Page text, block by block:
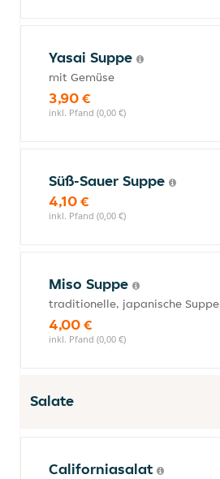
Yasai Suppe
mit Gemüse
3,90 €
inkl. Pfand (0,00 €)
Süß-Sauer Suppe
4,10 €
inkl. Pfand (0,00 €)
Miso Suppe
traditionelle, japanische Suppe
4,00 €
inkl. Pfand (0,00 €)
Salate
Californiasalat